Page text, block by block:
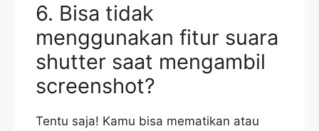
6. Bisa tidak
menggunakan fitur suara
shutter saat mengambil
screenshot?
Tentu saja! Kamu bisa mematikan atau